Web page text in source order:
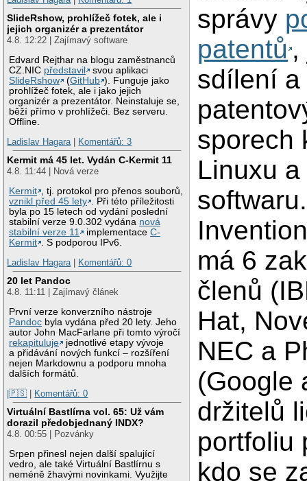
SlideRshow, prohlížeč fotek, ale i
jejich organizér a prezentátor
4.8. 12:22 | Zajímavý software
Edvard Rejthar na blogu zaměstnanců
CZ.NIC představil
svou aplikaci
SlideRshow
(GitHub ). Funguje jako
prohlížeč fotek, ale i jako jejich
organizér a prezentátor. Neinstaluje se,
běží přímo v prohlížeči. Bez serveru.
Offline.
Ladislav Hagara| Komentářů: 3
Kermit má 45 let. Vydán C-Kermit 11
4.8. 11:44 | Nová verze
Kermit
, tj. protokol pro přenos souborů,
vznikl před 45 lety
. Při této příležitosti
byla po 15 letech od vydání poslední
stabilní verze 9.0.302 vydána nová
stabilní verze 11
implementaceC-
Kermit
. S podporou IPv6.
Ladislav Hagara| Komentářů: 0
20 let Pandoc
4.8. 11:11 | Zajímavý článek
První verze konverzního nástroje
Pandoc byla vydána před 20 lety. Jeho
autor John MacFarlane při tomto výročí
rekapituluje
jednotlivé etapy vývoje
a přidávání nových funkcí – rozšíření
nejen Markdownu a podporu mnoha
dalších formátů.
|🇵🇸
Komentářů: 0
Virtuální Bastlírna vol. 65: Už vám
dorazil předobjednaný INDX?
4.8. 00:55 | Pozvánky
Srpen přinesl nejen další spalující
vedro, ale také Virtuální Bastlírnu s
neméně žhavými novinkami. Využijte
správy
patentů ,
sdílení
sporech
Linuxu
má 6
členů
Hat,
NEC a
(Google
držitelů
portfoliu
kdo se